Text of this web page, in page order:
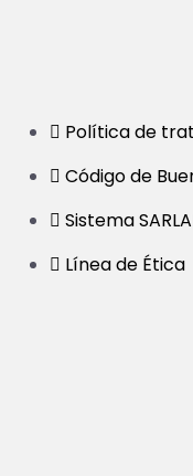
Política de
Código de
Sistema
Línea de Ética